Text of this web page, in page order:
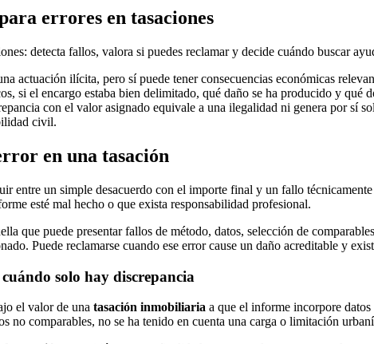
errores en tasaciones
detecta fallos, valora si puedes reclamar y decide cuándo buscar
actuación ilícita, pero sí puede tener consecuencias económicas
si el encargo estaba bien delimitado, qué daño se ha producido y
con el valor asignado equivale a una ilegalidad ni genera por sí
civil.
en una tasación
entre un simple desacuerdo con el importe final y un fallo
esté mal hecho o que exista responsabilidad profesional.
que puede presentar fallos de método, datos, selección de
Puede reclamarse cuando ese error cause un daño acreditable y
solo hay discrepancia
el valor de una tasación inmobiliaria a que el informe incorpore
no comparables, no se ha tenido en cuenta una carga o limitación